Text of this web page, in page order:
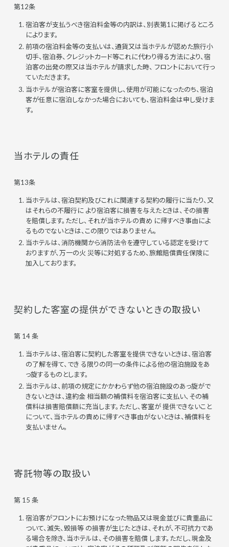
第12条
宿泊客が支払うべき宿泊料金等の内訳は、別表第1に掲げるところ
によります。
前項の宿泊料金等の支払いは、通貨又は当ホテルが認めた旅行小
切手、宿泊券、クレジットカード等これに代わり得る方法により、宿
泊客の出発の際又は当ホテルが請求した時、 フロントにおいて行っ
ていただきます。
当ホテルが宿泊客に客室を提供し、使用が可能になったのち、宿泊
客が任意に宿泊しなかった場合においても、宿泊料金は申し受けま
す。
当ホテルの責任
第13条
当ホテルは、宿泊契約及びこれに関連する契約の履行に当たり、又
はそれらの不履行に より宿泊客に損害を与えたときは、その損害
を賠償します。ただし、それが当ホテルの責め に帰すべき事由によ
るものでないときは、この限りではありません。
当ホテルは、消防機関から消防法令を遵守している認定を受けて
おりますが、万一の火 災等に対処するため、旅館賠償責任保険に
加入しております。
契約した客室の提供ができないときの取扱い
第 14 条
当ホテルは、宿泊客に契約した客室を提供できないときは、宿泊客
の了解を得て、でき る限りの同一の条件による他の宿泊施設をあ
っ旋するものとします。
当ホテルは、前項の規定にかかわらず他の宿泊施設のあっ旋がで
きないときは、違約金 相当額の補償料を宿泊客に支払い、その補
償料は損害賠償額に充当します。ただし、客室が 提供できないこと
について、当ホテルの責めに帰すべき事由がないときは、補償料を
支払いません。
寄託物等の取扱い
第 15 条
宿泊客がフロントにお預けになった物品又は現金並びに貴重品に
ついて、滅失、毀損等 の損害が生じたときは、それが、不可抗力であ
る場合を除き、当ホテルは、その損害を賠償 します。ただし、現金及